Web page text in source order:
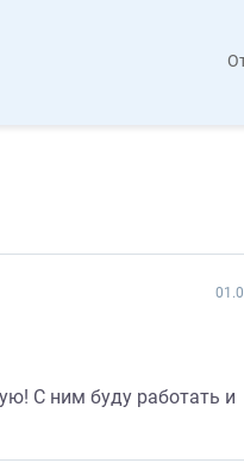
С ним буду работать и